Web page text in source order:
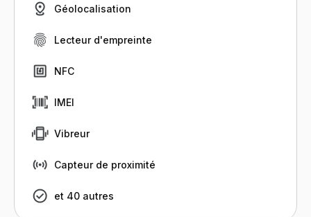
Géolocalisation
Lecteur d'empreinte
NFC
IMEI
Vibreur
Capteur de proximité
et 40 autres